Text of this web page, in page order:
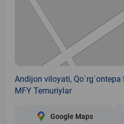
Andijon viloyati, Qo`rg`ontepa
MFY Temuriylar
Google Maps